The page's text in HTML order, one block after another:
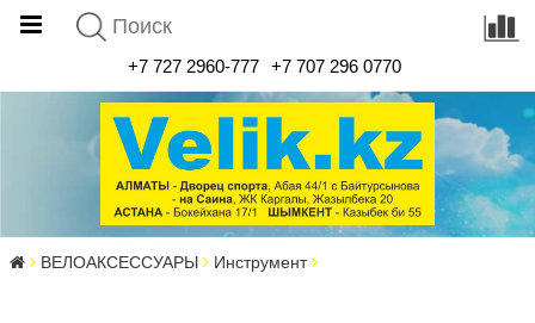
+7 727 2960-777 +7 707 296 0770
ВЕЛОАКСЕССУАРЫ Инструмент